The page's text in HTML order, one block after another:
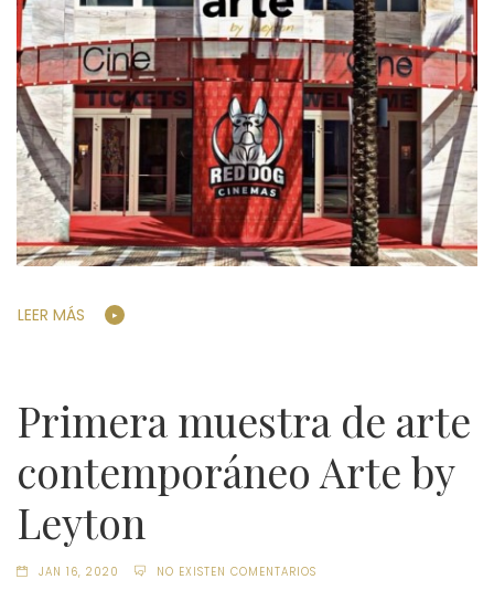
LEER MÁS
Primera muestra de arte
contemporáneo Arte by
Leyton
JAN 16, 2020 NO EXISTEN COMENTARIOS